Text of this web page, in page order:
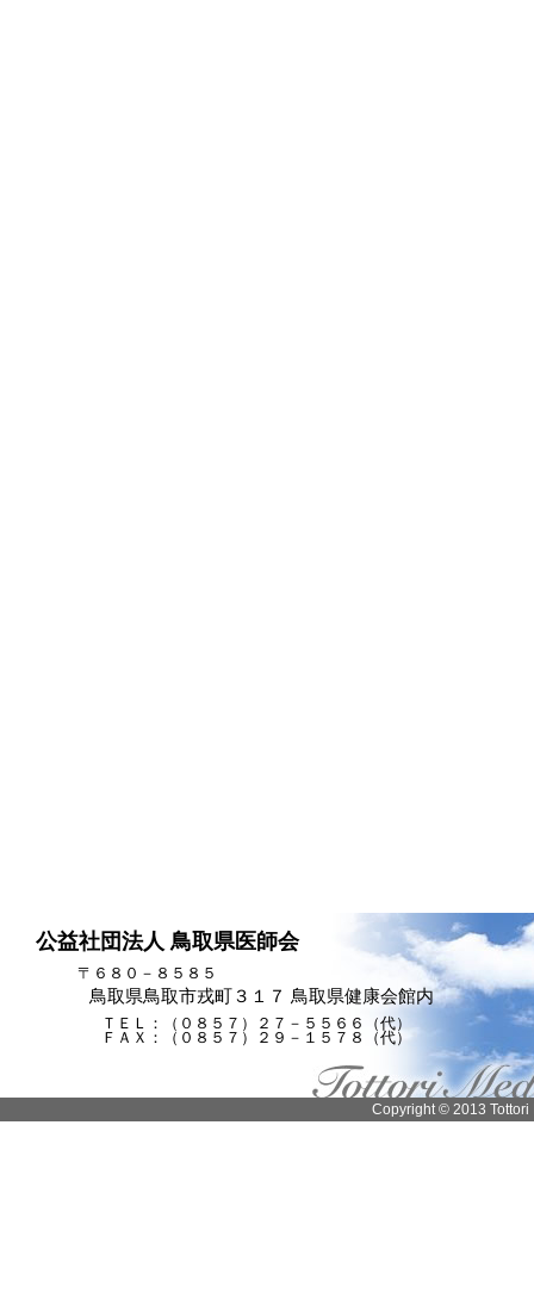
公益社団法人 鳥取県医師会
〒６８０－８５８５
鳥取県鳥取市戎町３１７ 鳥取県健康会館内
ＴＥＬ：（０８５７）２７－５５６６（代）
ＦＡＸ：（０８５７）２９－１５７８（代）
Copyright © 2013 Tottori